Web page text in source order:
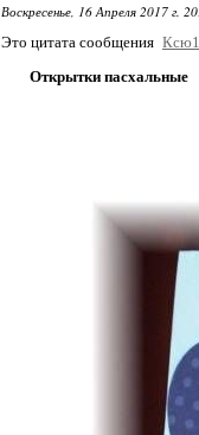
Воскресенье, 16 Апреля 2017 г.
Это цитата сообщения
Открытки пасхальные